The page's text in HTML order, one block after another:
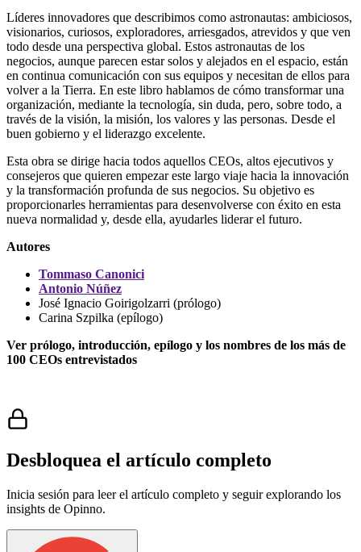
Líderes innovadores que describimos como astronautas: ambiciosos,
visionarios, curiosos, exploradores, arriesgados, atrevidos y que ven
todo desde una perspectiva global. Estos astronautas de los
negocios, aunque parecen estar solos y alejados en el espacio, están
en continua comunicación con sus equipos y necesitan de ellos para
volver a la Tierra. En este libro hablamos de cómo transformar una
organización, mediante la tecnología, sin duda, pero, sobre todo, a
través de la visión, la misión, los valores y las personas. Desde el
buen gobierno y el liderazgo excelente.
Esta obra se dirige hacia todos aquellos CEOs, altos ejecutivos y
consejeros que quieren empezar este largo viaje hacia la innovación
y la transformación profunda de sus negocios. Su objetivo es
proporcionarles herramientas para desenvolverse con éxito en esta
nueva normalidad y, desde ella, ayudarles liderar el futuro.
Autores
Tommaso Canonici
Antonio Núñez
José Ignacio Goirigolzarri (prólogo)
Carina Szpilka (epílogo)
Ver prólogo, introducción, epílogo y los nombres de los más de
100 CEOs entrevistados
Desbloquea el artículo completo
Inicia sesión para leer el artículo completo y seguir explorando los
insights de Opinno.